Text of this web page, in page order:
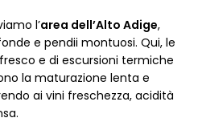
l’area dell’Alto Adige,
e pendii montuosi. Qui, le
e di escursioni termiche
la maturazione lenta e
ai vini freschezza, acidità